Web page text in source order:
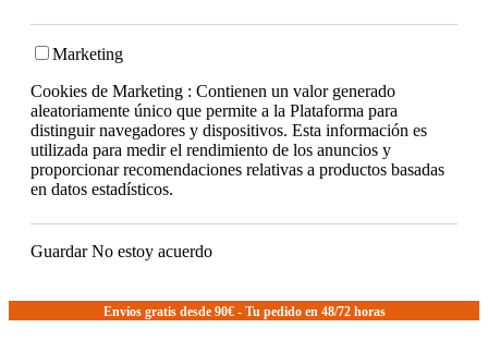
Marketing
Cookies de Marketing : Contienen un valor generado
aleatoriamente único que permite a la Plataforma para
distinguir navegadores y dispositivos. Esta información es
utilizada para medir el rendimiento de los anuncios y
proporcionar recomendaciones relativas a productos basadas
en datos estadísticos.
GuardarNo estoy acuerdo
Envíos gratis desde 90€ - Tu pedido en 48/72 horas